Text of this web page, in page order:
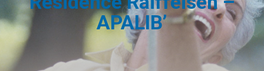
APALIB’